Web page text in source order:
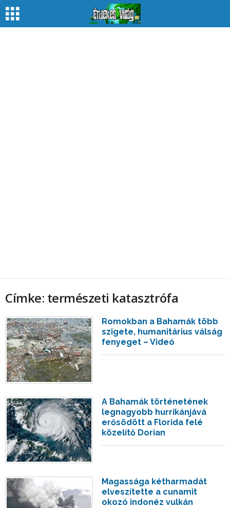
Címke: természeti katasztrófa
Romokban a Bahamák több
szigete, humanitárius válság
fenyeget – Videó
A Bahamák történetének
legnagyobb hurrikánjává
erősödött a Florida felé
közelítő Dorian
Magassága kétharmadát
elveszítette a cunamit
okozó indonéz vulkán